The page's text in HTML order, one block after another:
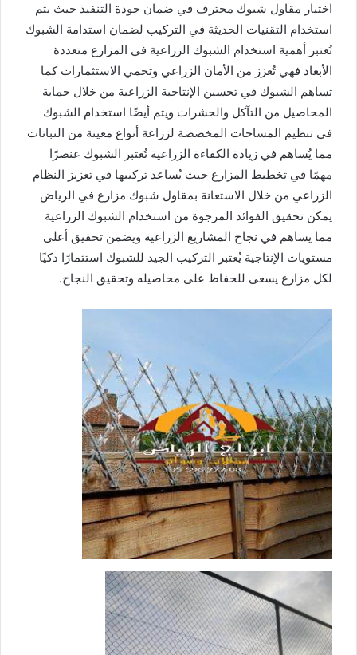
اختيار مقاول شبوك محترف في ضمان جودة التنفيذ حيث يتم
استخدام التقنيات الحديثة في التركيب لضمان استدامة الشبوك
تُعتبر أهمية استخدام الشبوك الزراعية في المزارع متعددة
الأبعاد فهي تُعزز من الأمان الزراعي وتحمي الاستثمارات كما
تساهم الشبوك في تحسين الإنتاجية الزراعية من خلال حماية
المحاصيل من التآكل والحشرات ويتم أيضًا استخدام الشبوك
في تنظيم المساحات المخصصة لزراعة أنواع معينة من النباتات
مما يُساهم في زيادة الكفاءة الزراعية تُعتبر الشبوك عنصرًا
مهمًا في تخطيط المزارع حيث يُساعد تركيبها في تعزيز النظام
الزراعي من خلال الاستعانة بمقاول شبوك مزارع في الرياض
يمكن تحقيق الفوائد المرجوة من استخدام الشبوك الزراعية
مما يساهم في نجاح المشاريع الزراعية ويضمن تحقيق أعلى
مستويات الإنتاجية يُعتبر التركيب الجيد للشبوك استثمارًا ذكيًا
لكل مزارع يسعى للحفاظ على محاصيله وتحقيق النجاح.